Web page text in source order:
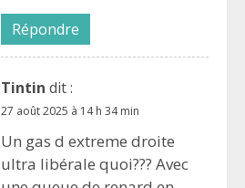
Répondre
Tintin dit :
27 août 2025 à 14 h 34 min
Un gas d extreme droite
ultra libérale quoi??? Avec